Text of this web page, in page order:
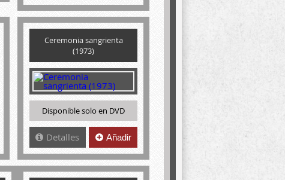
Ceremonia sangrienta
(1973)
Disponible solo en DVD
Detalles Añadir